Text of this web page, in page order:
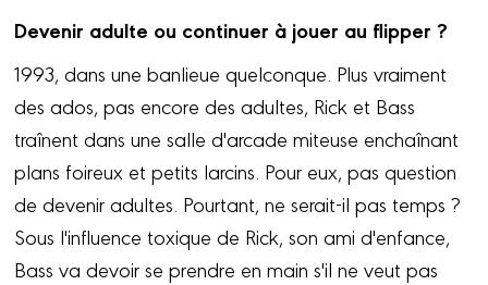
Devenir adulte ou continuer à jouer au flipper ?
1993, dans une banlieue quelconque. Plus vraiment
des ados, pas encore des adultes, Rick et Bass
traînent dans une salle d'arcade miteuse enchaînant
plans foireux et petits larcins. Pour eux, pas question
de devenir adultes. Pourtant, ne serait-il pas temps ?
Sous l'influence toxique de Rick, son ami d'enfance,
Bass va devoir se prendre en main s'il ne veut pas